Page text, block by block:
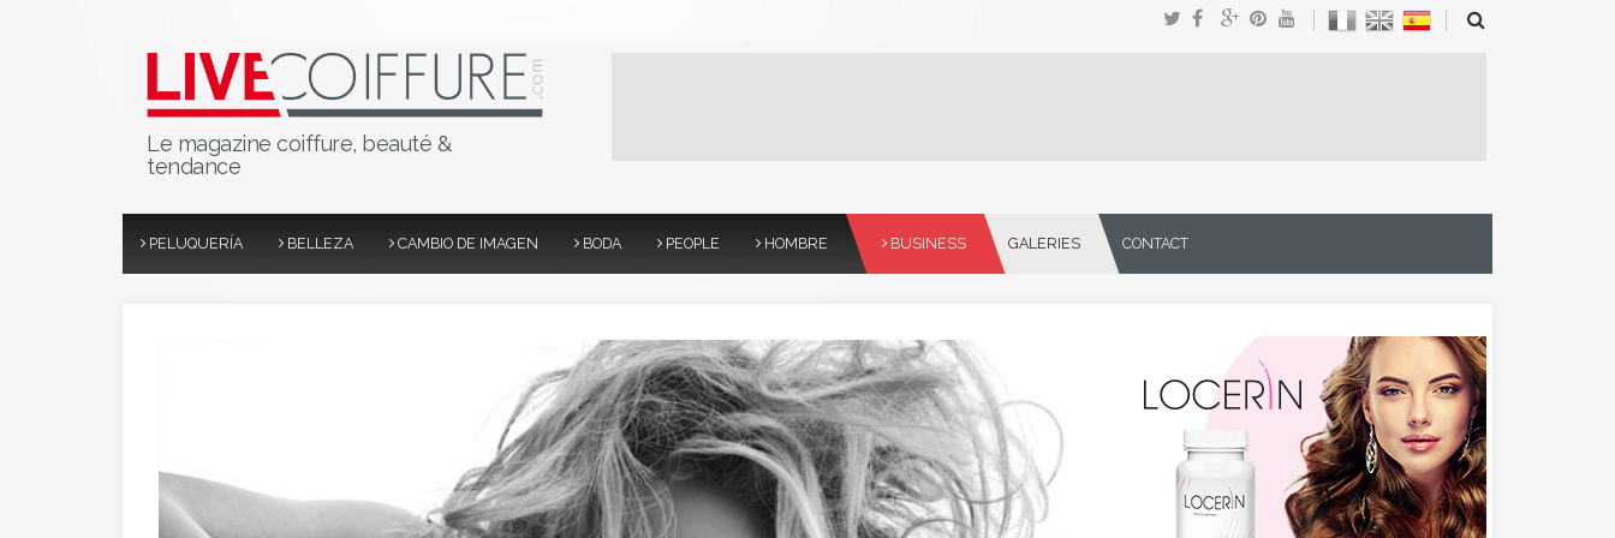
Le magazine coiffure, beauté &
tendance
PELUQUERÍA BELLEZA CAMBIO DE IMAGEN BODA PEOPLE HOMBRE BUSINESS GALERIES CONTACT